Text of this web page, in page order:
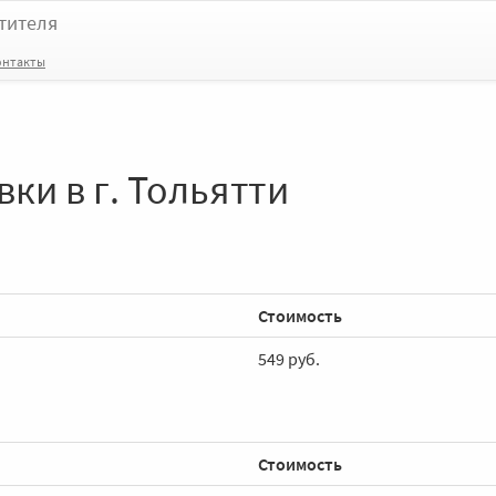
в г. Тольятти
Стоимость
549 руб.
Стоимость